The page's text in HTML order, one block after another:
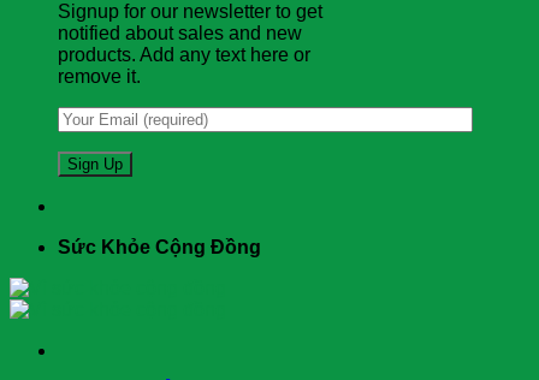
Signup for our newsletter to get
notified about sales and new
products. Add any text here or
remove it.
Sức Khỏe Cộng Đồng